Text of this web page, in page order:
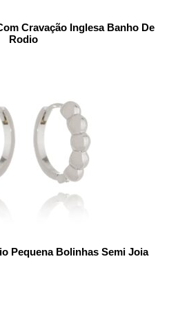
Cravação Inglesa Banho De
Rodio
Pequena Bolinhas Semi Joia